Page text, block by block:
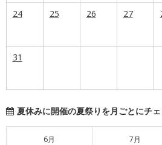
24 25 26 27
31
夏休みに開催の夏祭りを月ごとにチェ
6月 7月